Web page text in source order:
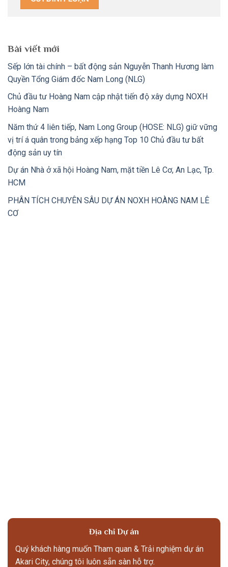
Bài viết mới
Sếp lớn tài chính – bất động sản Nguyễn Thanh Hương làm
Quyền Tổng Giám đốc Nam Long (NLG)
Chủ đầu tư Hoàng Nam cập nhật tiến độ xây dựng NOXH
Hoàng Nam
Năm thứ 4 liên tiếp, Nam Long Group (HOSE: NLG) giữ vững
vị trí á quân trong bảng xếp hạng Top 10 Chủ đầu tư bất
động sản uy tín
Dự án Nhà ở xã hội Hoàng Nam, mặt tiền Lê Cơ, An Lạc, Tp.
HCM
PHÂN TÍCH CHUYÊN SÂU DỰ ÁN NOXH HOÀNG NAM LÊ
CƠ
Địa chỉ Dự án
Quý khách hàng muốn Tham quan & Trải nghiệm dự án
Akari City, chúng tôi luôn sẵn sàn hỗ trợ.